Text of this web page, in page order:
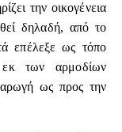
την οικογένεια
δηλαδή, από το
επέλεξε ως τόπο
εκ των αρμοδίων
αρωγή ως προς την